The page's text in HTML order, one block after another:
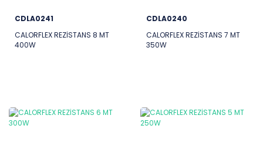
CDLA0241
CALORFLEX REZİSTANS 8 MT
400W
CDLA0240
CALORFLEX REZİSTANS 7 MT
350W